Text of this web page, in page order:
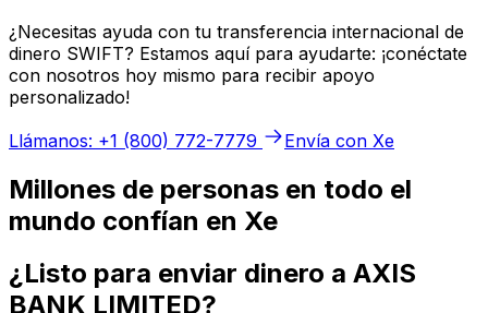
¿Necesitas ayuda con tu transferencia internacional de
dinero SWIFT? Estamos aquí para ayudarte: ¡conéctate
con nosotros hoy mismo para recibir apoyo
personalizado!
Llámanos: +1 (800) 772-7779
Envía con Xe
Millones de personas en todo el
mundo confían en Xe
¿Listo para enviar dinero a AXIS
BANK LIMITED?